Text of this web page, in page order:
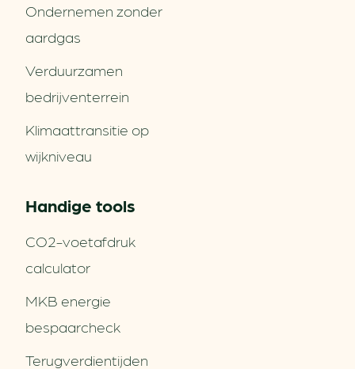
Ondernemen zonder
aardgas
Verduurzamen
bedrijventerrein
Klimaattransitie op
wijkniveau
Handige tools
CO2-voetafdruk
calculator
MKB energie
bespaarcheck
Terugverdien­tijden